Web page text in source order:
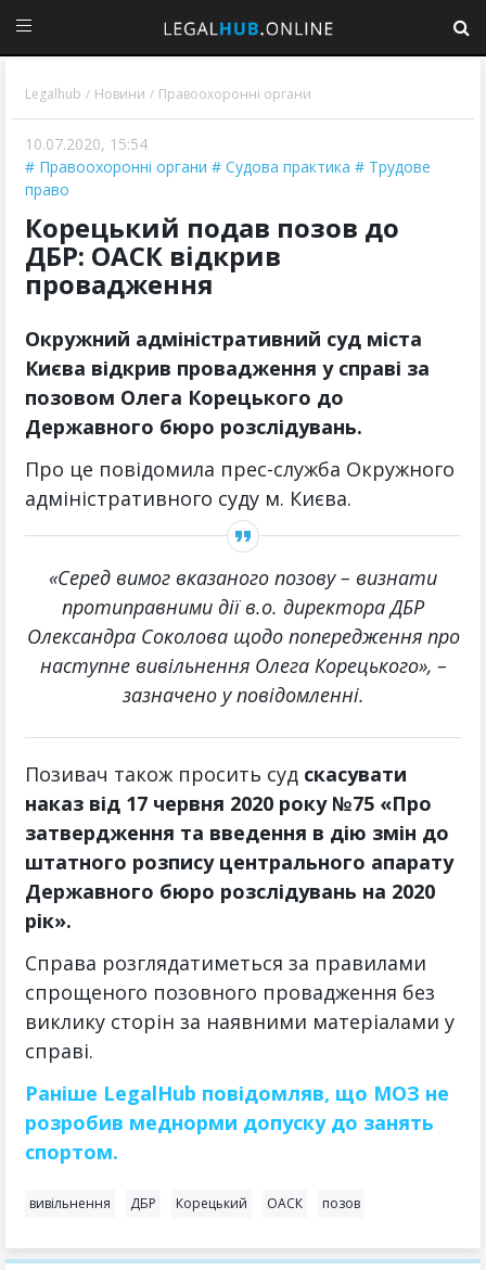
Legalhub / Новини / Правоохоронні органи
10.07.2020, 15:54
Правоохоронні органи
Судова практика
Трудове
право
Корецький подав позов до
ДБР: ОАСК відкрив
провадження
Окружний адміністративний суд міста
Києва відкрив провадження у справі за
позовом Олега Корецького до
Державного бюро розслідувань.
Про це повідомила прес-служба Окружного
адміністративного суду м. Києва.
«Серед вимог вказаного позову – визнати
протиправними дії в.о. директора ДБР
Олександра Соколова щодо попередження про
наступне вивільнення Олега Корецького», –
зазначено у повідомленні.
Позивач також просить суд скасувати
наказ від 17 червня 2020 року №75 «Про
затвердження та введення в дію змін до
штатного розпису центрального апарату
Державного бюро розслідувань на 2020
рік».
Справа розглядатиметься за правилами
спрощеного позовного провадження без
виклику сторін за наявними матеріалами у
справі.
Раніше LegalHub повідомляв, що МОЗ не
розробив меднорми допуску до занять
спортом.
вивільнення ДБР Корецький ОАСК позов